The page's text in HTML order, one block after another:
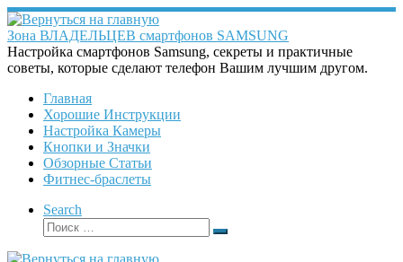
Перейти
к
содержимому
Зона ВЛАДЕЛЬЦЕВ смартфонов SAMSUNG
Настройка смартфонов Samsung, секреты и практичные
советы, которые сделают телефон Вашим лучшим другом.
Главная
Хорошие Инструкции
Настройка Камеры
Кнопки и Значки
Обзорные Статьи
Фитнес-браслеты
Search
Поиск
Поиск